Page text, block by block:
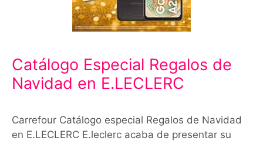
Catálogo Especial Regalos de
Navidad en E.LECLERC
Carrefour Catálogo especial Regalos de Navidad
en E.LECLERC E.leclerc acaba de presentar su